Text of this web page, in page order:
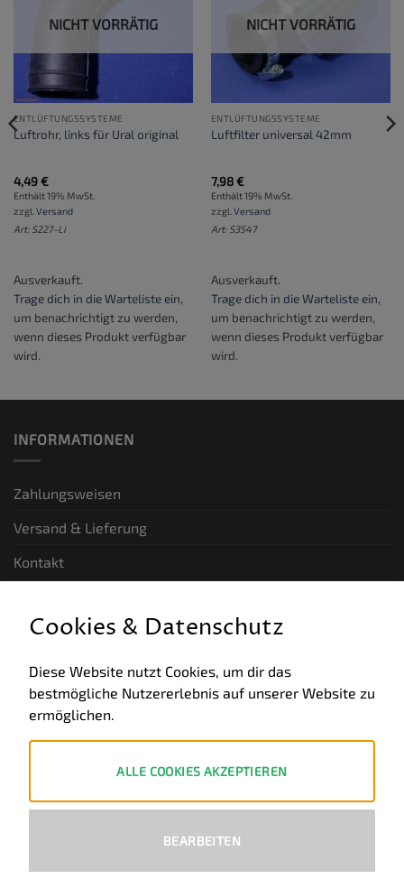
NICHT VORRÄTIG
ENTLÜFTUNGSSYSTEME
Luftrohr, links für Ural original
4,49€
Enthält 19% MwSt.
zzgl. Versand
Art: S227-Li
Ausverkauft.
Trage dich in die Warteliste ein,
um benachrichtigt zu werden,
wenn dieses Produkt verfügbar
wird.
NICHT VORRÄTIG
ENTLÜFTUNGSSYSTEME
Luftfilter universal 42mm
7,98€
Enthält 19% MwSt.
zzgl. Versand
Art: S3547
Ausverkauft.
Trage dich in die Warteliste ein,
um benachrichtigt zu werden,
wenn dieses Produkt verfügbar
wird.
INFORMATIONEN
Zahlungsweisen
Versand & Lieferung
Kontakt
Allgemeine Geschäftsbedingungen
Datenschutz
PayPal Visa MasterCard
Bank
Cookies & Datenschutz
Diese Website nutzt Cookies, um dir das
bestmögliche Nutzererlebnis auf unserer Website zu
ermöglichen.
ALLE COOKIES AKZEPTIEREN
BEARBEITEN